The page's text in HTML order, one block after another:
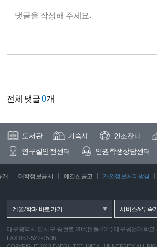
전체 댓글0개
도서관 기숙사 인조잔디
연구실안전센터
인권학생상담센터
개 대학정보공시 예결산공고 개인정보처리방침
대구광역시 달서구 송현로 205(본동 831) 대구공업대학교
FAX 053-527-0506
계열/학과 바로가기 서비스&부속